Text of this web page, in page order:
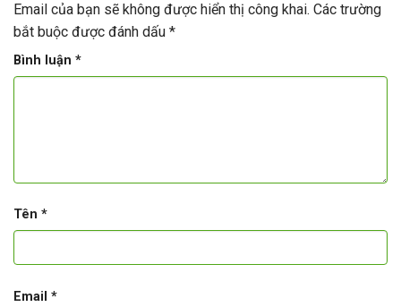
Email của bạn sẽ không được hiển thị công khai. Các trường
bắt buộc được đánh dấu *
Bình luận *
Tên *
Email *